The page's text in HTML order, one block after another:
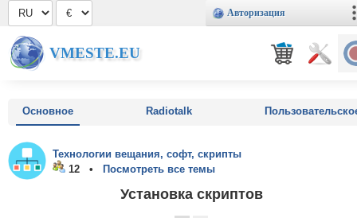
Авторизация
VMESTE.EU
Основное Radiotalk
Технологии вещания, софт, скрипты
12 •
Посмотреть все темы
Установка скриптов